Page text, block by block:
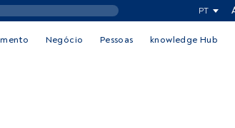
PT
Negócio Pessoas knowledge Hub